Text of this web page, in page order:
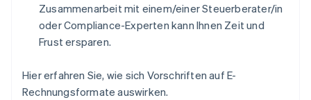
Zusammenarbeit mit einem/einer Steuerberater/in
oder Compliance-Experten kann Ihnen Zeit und
Frust ersparen.
Hier erfahren Sie, wie sich Vorschriften auf E-
Rechnungsformate auswirken.